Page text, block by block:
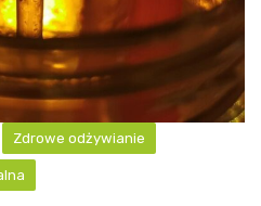
Zdrowe odżywianie